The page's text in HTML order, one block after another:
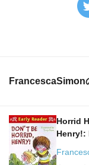
FrancescaSimon
Horrid
Henry!: